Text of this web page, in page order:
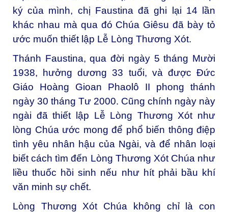
ký của mình, chị Faustina đã ghi lại 14 lần
khác nhau mà qua đó Chúa Giêsu đã bày tỏ
ước muốn thiết lập Lễ Lòng Thương Xót.
Thánh Faustina, qua đời ngày 5 tháng Mười
1938, hưởng dương 33 tuổi, và được Đức
Giáo Hoàng Gioan Phaolô II phong thánh
ngày 30 tháng Tư 2000. Cũng chính ngày này
ngài đã thiết lập Lễ Lòng Thương Xót như
lòng Chúa ước mong để phổ biến thông điệp
tình yêu nhân hậu của Ngài, và để nhân loại
biết cách tìm đến Lòng Thương Xót Chúa như
liều thuốc hồi sinh nếu như hít phải bầu khí
văn minh sự chết.
Lòng Thương Xót Chúa không chỉ là con